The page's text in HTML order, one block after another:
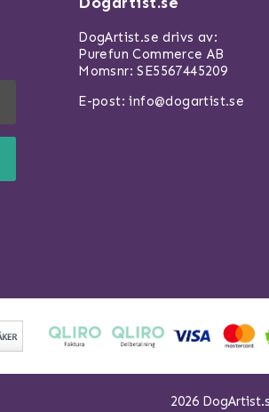
DogArtist.se drivs av:
Purefun Commerce AB
Momsnr: SE5567445209
E-post:info@dogartist.se
2026